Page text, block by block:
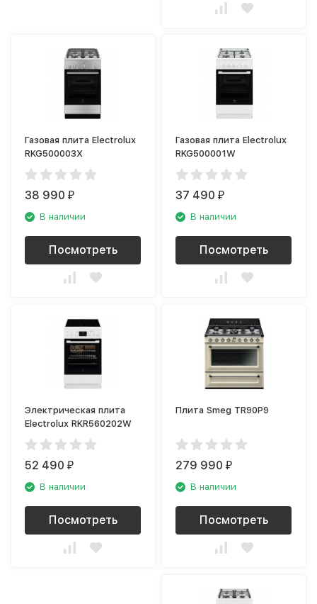
Газовая плита Electrolux
RKG500003X
38 990₽
В наличии
Посмотреть
Газовая плита Electrolux
RKG500001W
37 490₽
В наличии
Посмотреть
Электрическая плита
Electrolux RKR560202W
52 490₽
В наличии
Посмотреть
Плита Smeg TR90P9
279 990₽
В наличии
Посмотреть